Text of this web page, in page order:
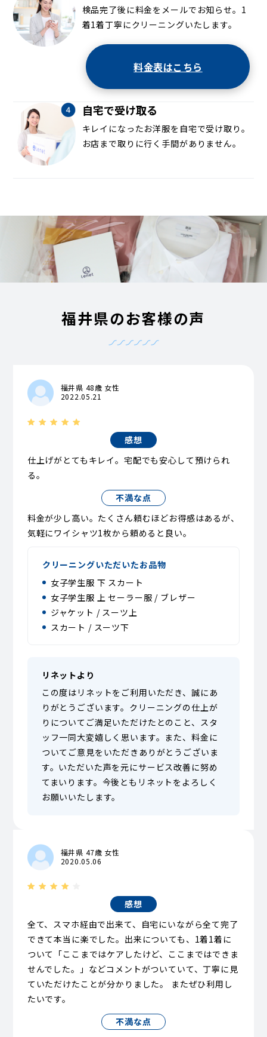
検品完了後に料金をメールでお知らせ。1
着1着丁寧にクリーニングいたします。
料金表はこちら
自宅で受け取る
キレイになったお洋服を自宅で受け取り。
お店まで取りに行く手間がありません。
福井県のお客様の声
福井県 48歳 女性
2022.05.21
感想
仕上げがとてもキレイ。宅配でも安心して預けられ
る。
不満な点
料金が少し高い。たくさん頼むほどお得感はあるが、
気軽にワイシャツ1枚から頼めると良い。
クリーニングいただいたお品物
女子学生服 下 スカート
女子学生服 上 セーラー服 / ブレザー
ジャケット / スーツ上
スカート / スーツ下
リネットより
この度はリネットをご利用いただき、誠にあ
りがとうございます。クリーニングの仕上が
りについてご満足いただけたとのこと、スタ
ッフ一同大変嬉しく思います。また、料金に
ついてご意見をいただきありがとうございま
す。いただいた声を元にサービス改善に努め
てまいります。今後ともリネットをよろしく
お願いいたします。
福井県 47歳 女性
2020.05.06
感想
全て、スマホ経由で出来て、自宅にいながら全て完了
できて本当に楽でした。出来についても、1着1着に
ついて「ここまではケアしたけど、ここまではできま
せんでした。」などコメントがついていて、丁寧に見
ていただけたことが分かりました。 またぜひ利用し
たいです。
不満な点